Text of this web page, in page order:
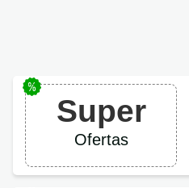
Super
Ofertas